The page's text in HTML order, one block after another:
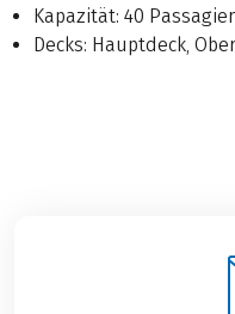
Kapazität: 40
Decks: Hauptdeck,